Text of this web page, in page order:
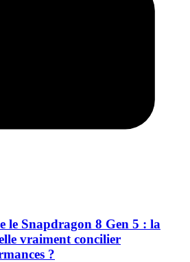
le Snapdragon 8 Gen 5 : la
vraiment concilier
?